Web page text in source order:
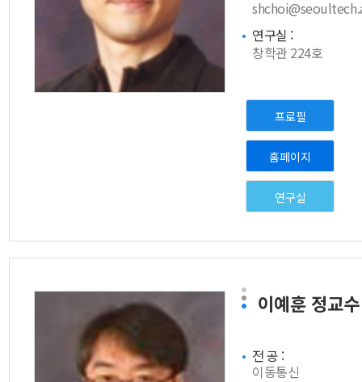
연구실 :
창학관 224호
프로필
홈페이지
연구실
이예훈 정교수
전 공 :
이동통신